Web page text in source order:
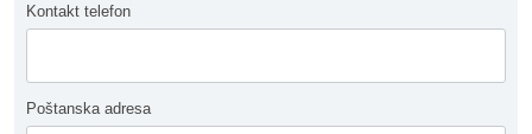
Kontakt telefon
Poštanska adresa